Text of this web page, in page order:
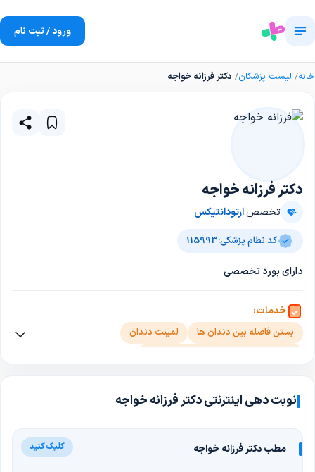
ورود / ثبت نام
خانه لیست پزشکان دکتر فرزانه خواجه
دکتر فرزانه خواجه
تخصص:ارتودانتیکس
کد نظام پزشکی:115993
دارای بورد تخصصی
خدمات:
بستن فاصله بین دندان ها
لمینت دندان
ارتودنسی نامرئی (شفاف یا پشت دندان)
ارتودنسی متحرکنوبت دهی اینترنتی دکتر فرزانه خواجه
مطب دکتر فرزانه خواجه